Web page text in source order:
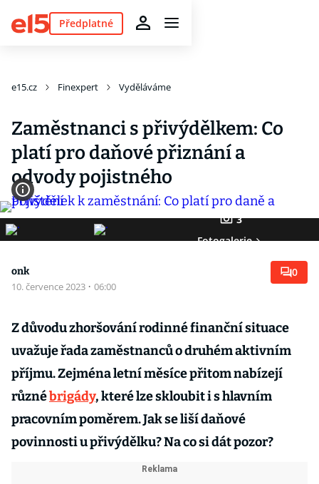
Předplatné
e15.cz Finexpert Vyděláváme
Zaměstnanci s přivýdělkem: Co
platí pro daňové přiznání a
odvody pojistného
3
Fotogalerie
onk
10. července 2023 · 06:00
0
Z důvodu zhoršování rodinné finanční situace
uvažuje řada zaměstnanců o druhém aktivním
příjmu. Zejména letní měsíce přitom nabízejí
různébrigády, které lze skloubit i s hlavním
pracovním poměrem. Jak se liší daňové
povinnosti u přivýdělku? Na co si dát pozor?